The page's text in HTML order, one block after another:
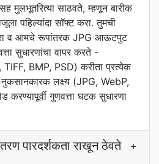
मुलभूतरित्या साठवते, म्हणून बारीक
पहिल्यांदा सॉफ्ट करा. तुमची
व आमचे रूपांतरक JPG आऊटपुट
सुधारणांचा वापर करते -
TIFF, BMP, PSD) करीता प्रत्येक
लक्ष्य (JPG, WebP,
करण्यापूर्वी गुणवत्ता घटक सुधारणा
पारदर्शकता राखून ठेवते
+